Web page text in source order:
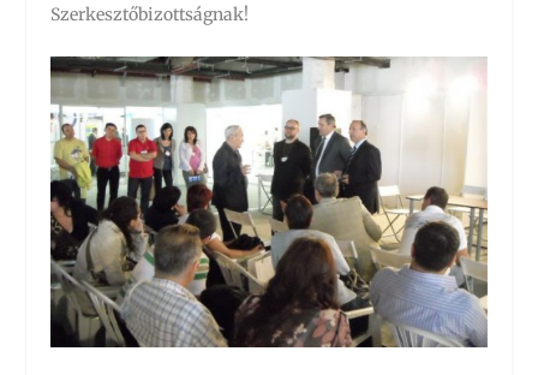
Szerkesztőbizottságnak!